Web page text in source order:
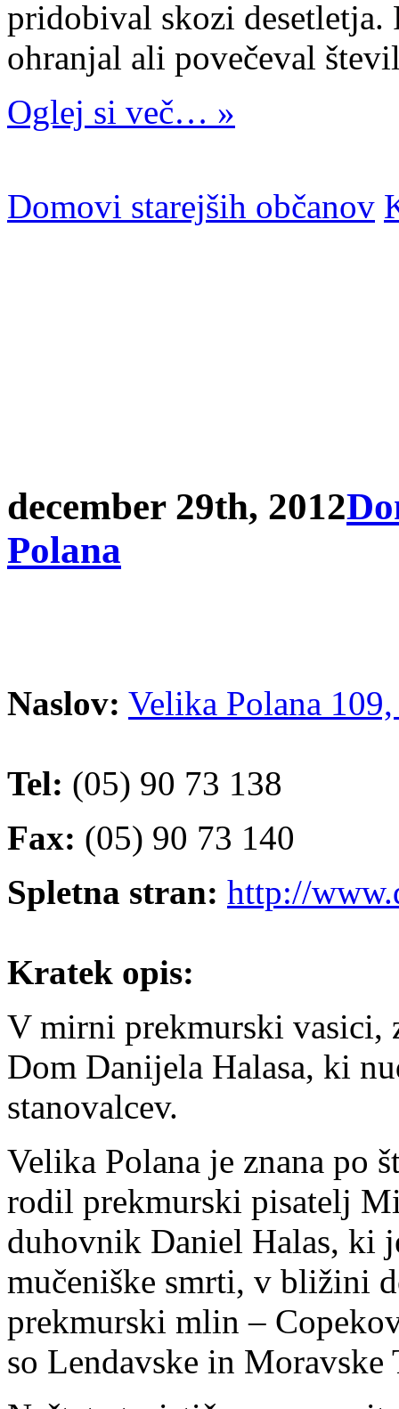
pridobival skozi
ohranjal ali povečeval
Oglej si več… »
Domovi starejših občanov
december 29th, 2012
Polana
Naslov: Velika Polana
Tel: (05) 90 73 138
Fax: (05) 90 73 140
Spletna stran: http://
Kratek opis:
V mirni prekmurski vasici,
Dom Danijela Halasa, ki
stanovalcev.
Velika Polana je znana po
rodil prekmurski pisatelj
duhovnik Daniel Halas, ki
mučeniške smrti, v bližini
prekmurski mlin –
so Lendavske in Moravske